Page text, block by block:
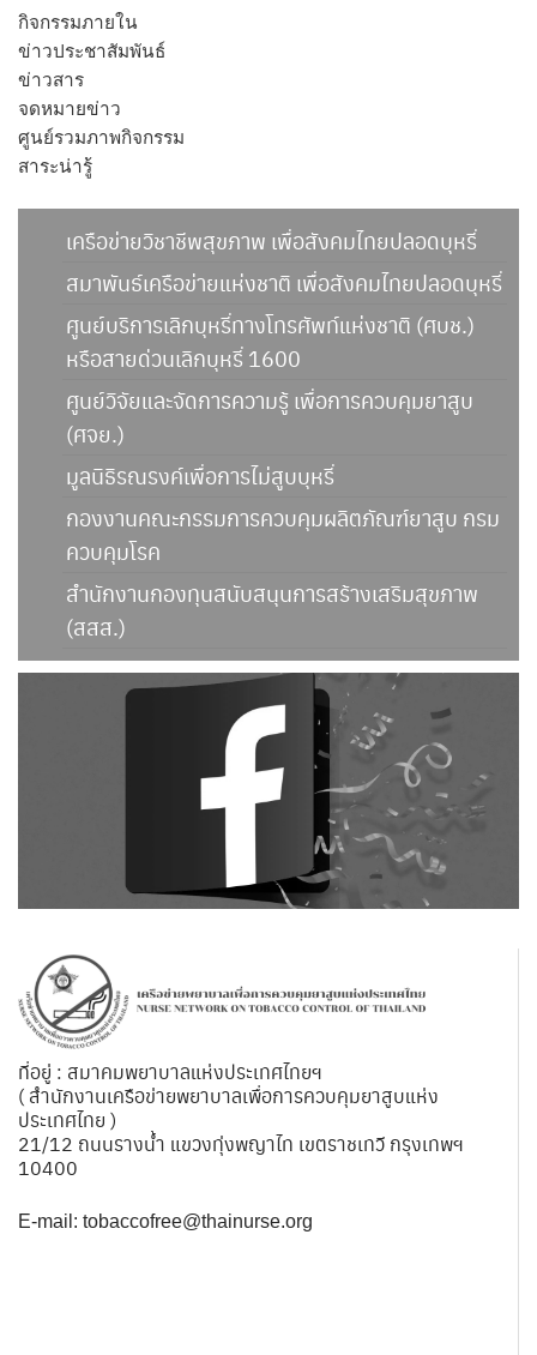
กิจกรรมภายใน
ข่าวประชาสัมพันธ์
ข่าวสาร
จดหมายข่าว
ศูนย์รวมภาพกิจกรรม
สาระน่ารู้
เครือข่ายวิชาชีพสุขภาพ เพื่อสังคมไทยปลอดบุหรี่
สมาพันธ์เครือข่ายแห่งชาติ เพื่อสังคมไทยปลอดบุหรี่
ศูนย์บริการเลิกบุหรี่ทางโทรศัพท์แห่งชาติ (ศบช.)
หรือสายด่วนเลิกบุหรี่ 1600
ศูนย์วิจัยและจัดการความรู้ เพื่อการควบคุมยาสูบ
(ศจย.)
มูลนิธิรณรงค์เพื่อการไม่สูบบุหรี่
กองงานคณะกรรมการควบคุมผลิตภัณฑ์ยาสูบ กรม
ควบคุมโรค
สำนักงานกองทุนสนับสนุนการสร้างเสริมสุขภาพ
(สสส.)
ที่อยู่ : สมาคมพยาบาลแห่งประเทศไทยฯ
( สำนักงานเครือข่ายพยาบาลเพื่อการควบคุมยาสูบแห่ง
ประเทศไทย )
21/12 ถนนรางน้ำ แขวงทุ่งพญาไท เขตราชเทวี กรุงเทพฯ
10400
E-mail: tobaccofree@thainurse.org